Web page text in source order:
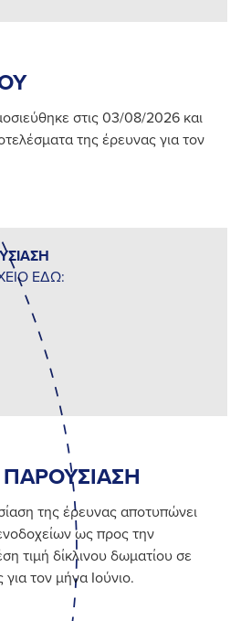
στις 03/08/2026 και
της έρευνας για τον
ΕΔΩ:
της έρευνας αποτυπώνει
ως προς την
τιμή δίκλινου δωματίου σε
για τον μήνα Ιούνιο.